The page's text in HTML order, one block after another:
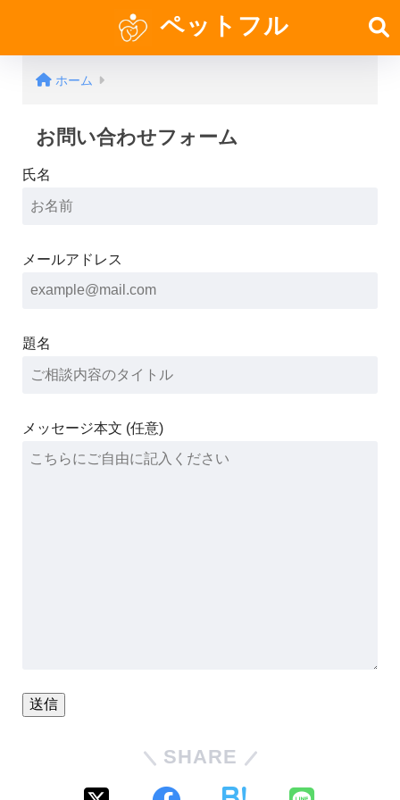
ペットフル
ホーム
お問い合わせフォーム
氏名
メールアドレス
題名
メッセージ本文 (任意)
SHARE